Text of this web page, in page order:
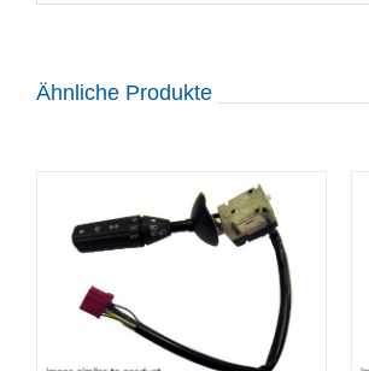
Ähnliche Produkte